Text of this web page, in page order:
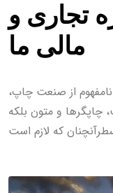
تجاری و
مالی ما
از صنعت چاپ،
چاپگرها و متون بلکه
که لازم است